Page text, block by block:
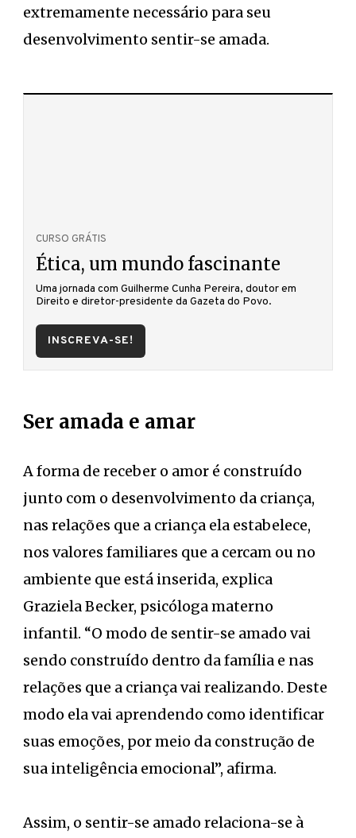
extremamente necessário para seu
desenvolvimento sentir-se amada.
CURSO GRÁTIS
Ética, um mundo fascinante
Uma jornada com Guilherme Cunha Pereira, doutor em
Direito e diretor-presidente da Gazeta do Povo.
INSCREVA-SE!
Ser amada e amar
A forma de receber o amor é construído
junto com o desenvolvimento da criança,
nas relações que a criança ela estabelece,
nos valores familiares que a cercam ou no
ambiente que está inserida, explica
Graziela Becker, psicóloga materno
infantil. “O modo de sentir-se amado vai
sendo construído dentro da família e nas
relações que a criança vai realizando. Deste
modo ela vai aprendendo como identificar
suas emoções, por meio da construção de
sua inteligência emocional”, afirma.
Assim, o sentir-se amado relaciona-se à